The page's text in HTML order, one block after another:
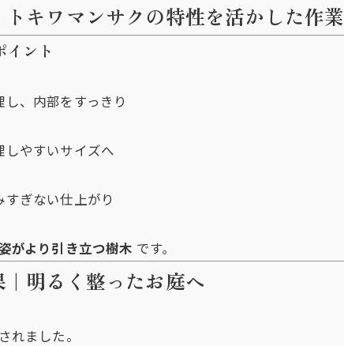
キワマンサクの特性を活かした作業
ント
、内部をすっきり
やすいサイズへ
ぎない仕上がり
がより引き立つ樹木 です。
明るく整ったお庭へ
れました。